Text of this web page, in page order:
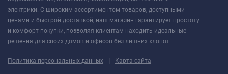
электрики. С широким ассортиментом товаров, доступными
ценами и быстрой доставкой, наш магазин гарантирует простоту
и комфорт покупки, позволяя клиентам находить идеальные
решения для своих домов и офисов без лишних хлопот.
Политика персональных данных | Карта сайта